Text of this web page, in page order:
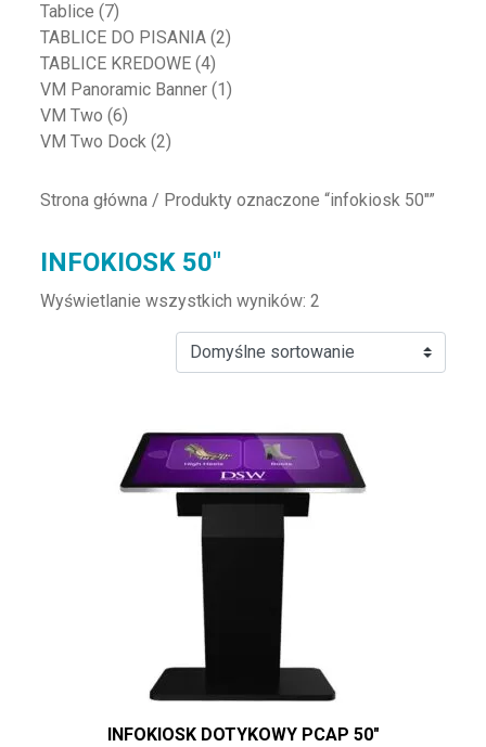
Tablice (7)
TABLICE DO PISANIA (2)
TABLICE KREDOWE (4)
VM Panoramic Banner (1)
VM Two (6)
VM Two Dock (2)
Strona główna / Produkty oznaczone “infokiosk 50"”
INFOKIOSK 50"
Wyświetlanie wszystkich wyników: 2
INFOKIOSK DOTYKOWY PCAP 50″